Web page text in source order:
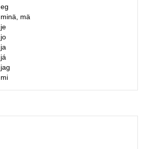
eg
minä, mä
je
jo
ja
já
jag
mi